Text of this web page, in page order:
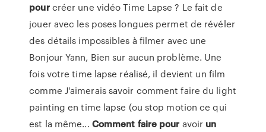
pourcréer une vidéo Time Lapse ? Le fait de
jouer avec les poses longues permet de révéler
des détails impossibles à filmer avec une
Bonjour Yann, Bien sur aucun problème. Une
fois votre time lapse réalisé, il devient un film
comme J'aimerais savoir comment faire du light
painting en time lapse (ou stop motion ce qui
est la même... Comment faire pour avoir un